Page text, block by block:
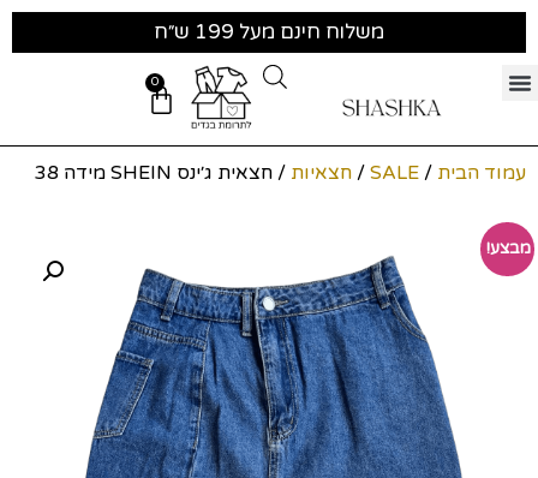
משלוח חינם מעל 199 ש״ח
0
עמוד הבית /
SALE
/ חצאיות / חצאית ג׳ינס SHEIN מידה 38
מבצע!